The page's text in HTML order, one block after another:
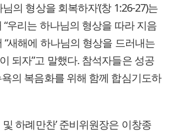
의 형상을 회복하자’(창 1:26-27)는
우리는 하나님의 형상을 따라 지음
“새해에 하나님의 형상을 드러내는
되자”고 말했다. 참석자들은 성공
의 복음화를 위해 함께 합심기도하
및 하례만찬’ 준비위원장은 이창종